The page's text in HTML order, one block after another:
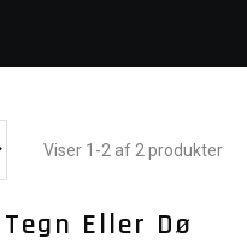
Viser 1-2 af 2 produkter
Tegn Eller Dø